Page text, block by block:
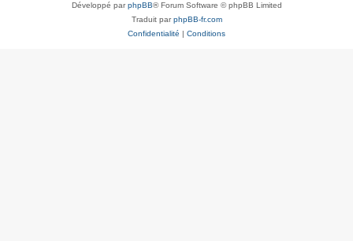
Développé parphpBB® Forum Software © phpBB Limited
Traduit parphpBB-fr.com
Confidentialité | Conditions